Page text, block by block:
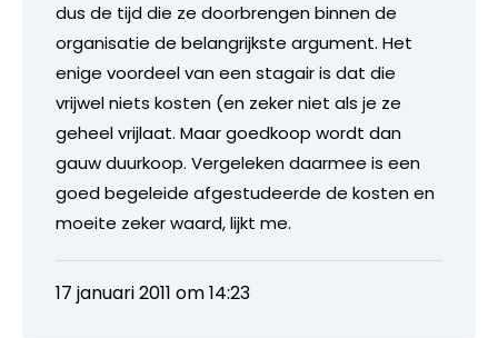
dus de tijd die ze doorbrengen binnen de
organisatie de belangrijkste argument. Het
enige voordeel van een stagair is dat die
vrijwel niets kosten (en zeker niet als je ze
geheel vrijlaat. Maar goedkoop wordt dan
gauw duurkoop. Vergeleken daarmee is een
goed begeleide afgestudeerde de kosten en
moeite zeker waard, lijkt me.
17 januari 2011 om 14:23